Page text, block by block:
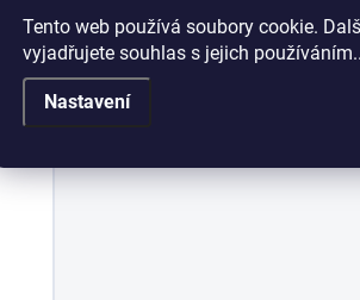
Tento web používá soubory cookie.
vyjadřujete souhlas s jejich
Nastavení